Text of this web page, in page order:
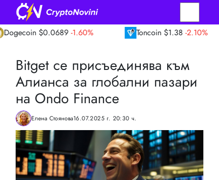
$0.0689 -1.60% $1.38 -2.10%
Bitget се присъединява към
Алианса за глобални пазари
на Ondo Finance
Елена Стоянова16.07.2025 г. 20:30 ч.